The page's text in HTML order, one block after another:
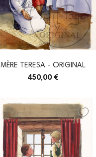
MÈRE TERESA - ORIGINAL
450,00 €